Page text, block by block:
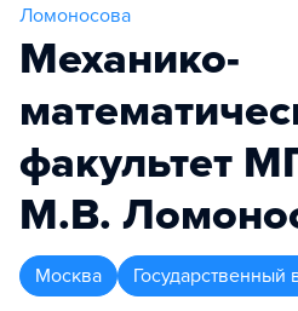
Ломоносова
Механико-
факультет
М.В.
Москва Государственный